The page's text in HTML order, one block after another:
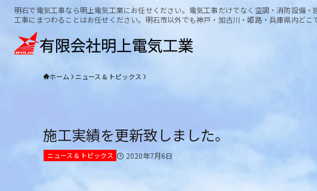
明石で電気工事なら明上電気工業にお任せください。電気工事だけでなく空調・消防設備・
工事にまつわることはお任せください。明石市以外でも神戸・加古川・姫路・兵庫県内どこ
ホーム ニュース & トピックス
施工実績を更新致しました。
ニュース & トピックス 2020年7月6日